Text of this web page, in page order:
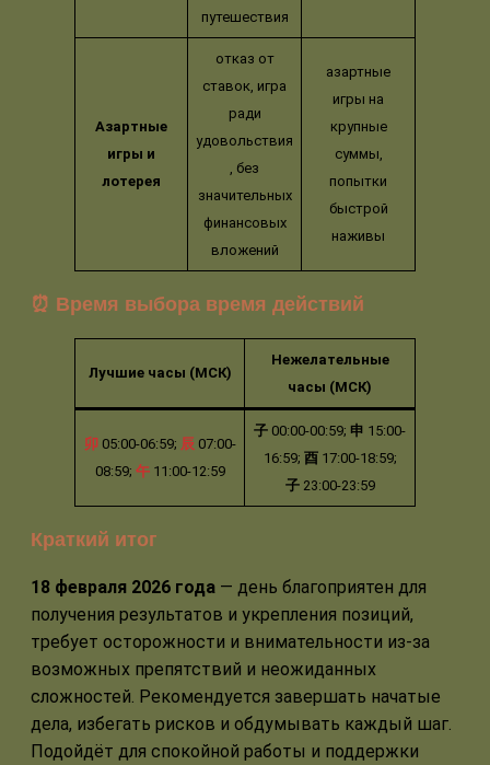
путешествия
Азартные
игры и
лотерея
отказ от
ставок, игра
ради
удовольствия
, без
значительных
финансовых
вложений
азартные
игры на
крупные
суммы,
попытки
быстрой
наживы
⏰ Время выбора время действий
Лучшие часы (МСК)
Нежелательные
часы (МСК)
卯05:00-06:59; 辰07:00-
08:59; 午11:00-12:59
子 00:00-00:59; 申 15:00-
16:59; 酉17:00-18:59;
子23:00-23:59
Краткий итог
18 февраля 2026 года — день благоприятен для
получения результатов и укрепления позиций,
требует осторожности и внимательности из-за
возможных препятствий и неожиданных
сложностей. Рекомендуется завершать начатые
дела, избегать рисков и обдумывать каждый шаг.
Подойдёт для спокойной работы и поддержки